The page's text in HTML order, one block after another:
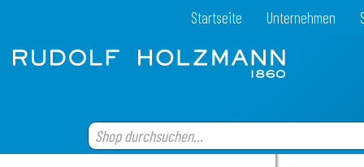
Startseite Unternehmen